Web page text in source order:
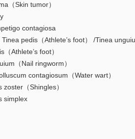
（Skin tumor）
contagiosa
pedis（Athlete’s foot） /Tinea
Athlete’s foot）
（Nail ringworm）
contagiosum（Water wart）
（Shingles）
simplex